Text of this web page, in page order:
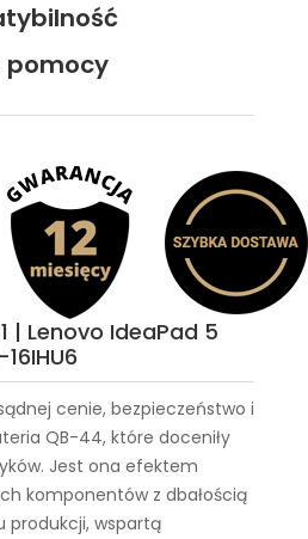
pomocy
| Lenovo IdeaPad 5
cenie, bezpieczeństwo i
QB-44, które doceniły
Jest ona efektem
komponentów z dbałością
produkcji, wspartą